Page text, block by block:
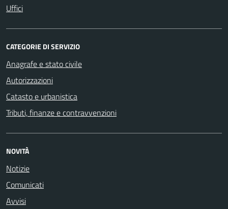
Uffici
CATEGORIE DI SERVIZIO
Anagrafe e stato civile
Autorizzazioni
Catasto e urbanistica
Tributi, finanze e contravvenzioni
NOVITÀ
Notizie
Comunicati
Avvisi